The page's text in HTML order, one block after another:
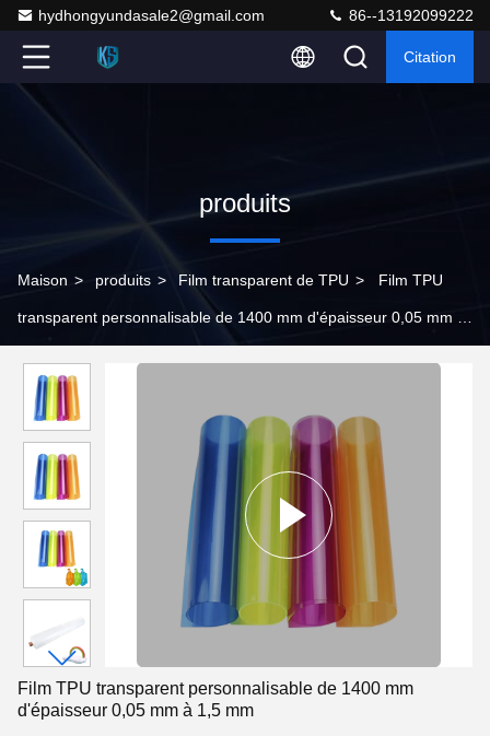
hydhongyundasale2@gmail.com 86--13192099222
Citation
produits
Maison > produits > Film transparent de TPU > Film TPU
transparent personnalisable de 1400 mm d'épaisseur 0,05 mm à
Film TPU transparent personnalisable de 1400 mm
d'épaisseur 0,05 mm à 1,5 mm